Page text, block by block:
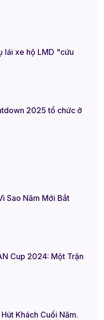
lái xe hộ LMD "cứu
2025 tổ chức ở
Sao Năm Mới Bắt
Cup 2024: Một Trận
Khách Cuối Năm.